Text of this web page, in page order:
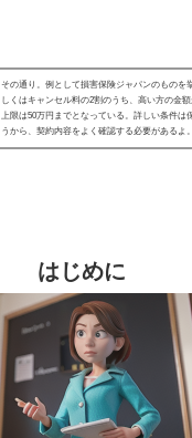
その通り。例として損害保険ジャパンのものを
しくはキャンセル料の2割のうち、高い方の金額
上限は50万円までとなっている。詳しい条件は
うから、契約内容をよく確認する必要があるよ。
はじめに